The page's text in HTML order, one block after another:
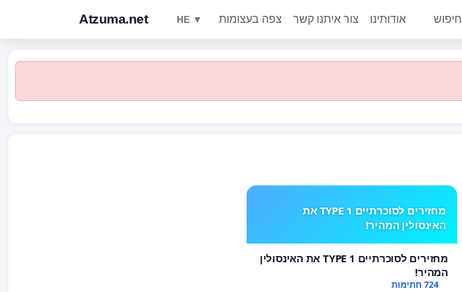
Atzuma.net HE ▼ צפה בעצומות צור איתנו קשר אודותינו חיפוש
מחזירים לסוכרתיים TYPE 1 את
האינסולין המהיר!
מחזירים לסוכרתיים TYPE 1 את האינסולין
המהיר!
724 חתימות